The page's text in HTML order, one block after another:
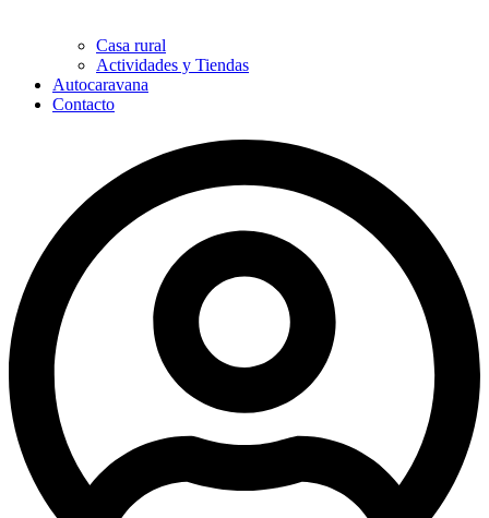
Casa rural
Actividades y Tiendas
Autocaravana
Contacto